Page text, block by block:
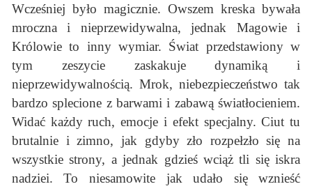
Wcześniej było magicznie. Owszem kreska bywała
mroczna i nieprzewidywalna, jednak Magowie i
Królowie to inny wymiar. Świat przedstawiony w
tym zeszycie zaskakuje dynamiką i
nieprzewidywalnością. Mrok, niebezpieczeństwo tak
bardzo splecione z barwami i zabawą światłocieniem.
Widać każdy ruch, emocje i efekt specjalny. Ciut tu
brutalnie i zimno, jak gdyby zło rozpełzło się na
wszystkie strony, a jednak gdzieś wciąż tli się iskra
nadziei. To niesamowite jak udało się wznieść